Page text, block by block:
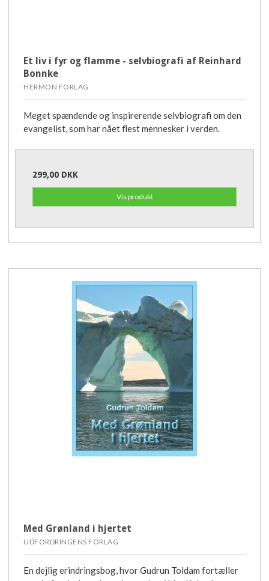
Et liv i fyr og flamme - selvbiografi af Reinhard
Bonnke
HERMON FORLAG
Meget spændende og inspirerende selvbiografi om den
evangelist, som har nået flest mennesker i verden.
299,00 DKK
Vis produkt
Med Grønland i hjertet
UDFORDRINGENS FORLAG
En dejlig erindringsbog, hvor Gudrun Toldam fortæller